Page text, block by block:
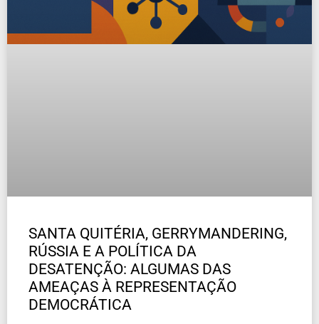
SANTA QUITÉRIA, GERRYMANDERING,
RÚSSIA E A POLÍTICA DA
DESATENÇÃO: ALGUMAS DAS
AMEAÇAS À REPRESENTAÇÃO
DEMOCRÁTICA